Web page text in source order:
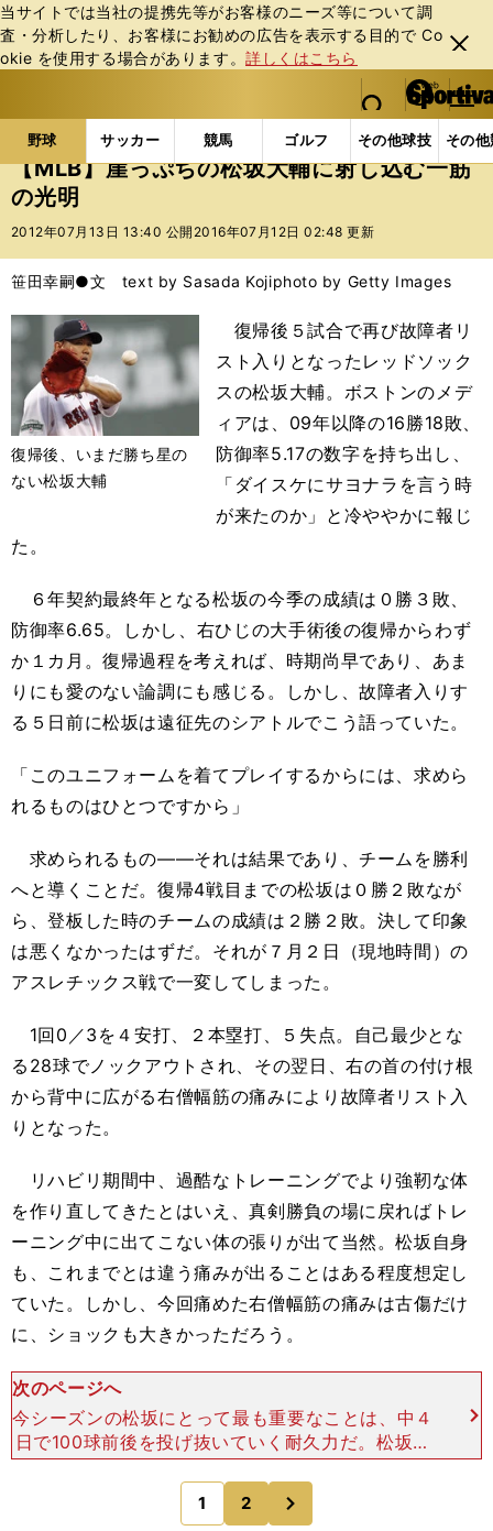
当サイトでは当社の提携先等がお客様のニーズ等について調
査・分析したり、お客様にお勧めの広告を表⽰する⽬的で Co
okie を使⽤する場合があります。詳しくはこちら
閉じ
る
web Sportiva (webスポルティーバ)
検索
マイペ
ー
ジ
メニュ
野球 サッカー 競馬 ゴルフ その他球技 その
b
ス
ポ
ル
バ
野球の記事一覧 MLB MLB 【MLB】崖っぷちの
【MLB】崖っぷちの松坂大輔に射し込む一筋
の光明
2012年07月13日 13:40 公開 2016年07月12日 02:48 更新
笹田幸嗣●文 text by Sasada Kojiphoto by Getty Images
復帰後、いまだ勝ち星の
ない松坂大輔
復帰後５試合で再び故障者リ
スト入りとなったレッドソック
スの松坂大輔。ボストンのメデ
ィアは、09年以降の16勝18敗、
防御率5.17の数字を持ち出し、
「ダイスケにサヨナラを言う時
が来たのか」と冷ややかに報じ
た。
６年契約最終年となる松坂の今季の成績は０勝３敗、
防御率6.65。しかし、右ひじの大手術後の復帰からわず
か１カ月。復帰過程を考えれば、時期尚早であり、あま
りにも愛のない論調にも感じる。しかし、故障者入りす
る５日前に松坂は遠征先のシアトルでこう語っていた。
「このユニフォームを着てプレイするからには、求めら
れるものはひとつですから」
求められるもの――それは結果であり、チームを勝利
へと導くことだ。復帰4戦目までの松坂は０勝２敗なが
ら、登板した時のチームの成績は２勝２敗。決して印象
は悪くなかったはずだ。それが７月２日（現地時間）の
アスレチックス戦で一変してしまった。
1回0／3を４安打、２本塁打、５失点。自己最少とな
る28球でノックアウトされ、その翌日、右の首の付け根
から背中に広がる右僧幅筋の痛みにより故障者リスト入
りとなった。
リハビリ期間中、過酷なトレーニングでより強靭な体
を作り直してきたとはいえ、真剣勝負の場に戻ればトレ
ーニング中に出てこない体の張りが出て当然。松坂自身
も、これまでとは違う痛みが出ることはある程度想定し
ていた。しかし、今回痛めた右僧幅筋の痛みは古傷だけ
に、ショックも大きかっただろう。
次のページへ
今シーズンの松坂にとって最も重要なことは、中４
日で100球前後を投げ抜いていく耐久力だ。松坂が
復帰してから４戦目までの投球数は、80、93、10
1、100。手術してから1年ぶりの投球ということを
考える
1 2